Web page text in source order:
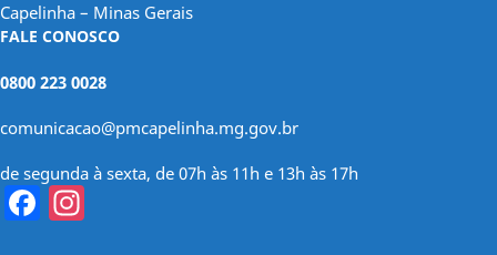
Capelinha – Minas Gerais
FALE CONOSCO
0800 223 0028
comunicacao@pmcapelinha.mg.gov.br
de segunda à sexta, de 07h às 11h e 13h às 17h
Facebook